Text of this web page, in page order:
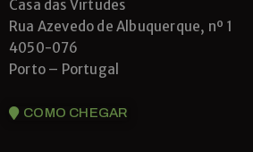
Casa das Virtudes
Rua Azevedo de Albuquerque, nº 1
4050-076
Porto – Portugal
COMO CHEGAR